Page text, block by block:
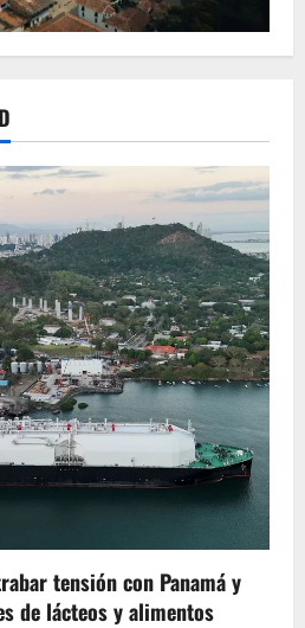
tensión con Panamá y
de lácteos y alimentos